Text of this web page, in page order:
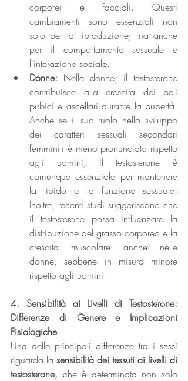
corporei e facciali. Questi
cambiamenti sono essenziali non
solo per la riproduzione, ma anche
per il comportamento sessuale e
l'interazione sociale.
Donne: Nelle donne, il testosterone
contribuisce alla crescita dei peli
pubici e ascellari durante la pubertà.
Anche se il suo ruolo nello sviluppo
dei caratteri sessuali secondari
femminili è meno pronunciato rispetto
agli uomini, il testosterone è
comunque essenziale per mantenere
la libido e la funzione sessuale.
Inoltre, recenti studi suggeriscono che
il testosterone possa influenzare la
distribuzione del grasso corporeo e la
crescita muscolare anche nelle
donne, sebbene in misura minore
rispetto agli uomini.
4. Sensibilità ai Livelli di Testosterone:
Differenze di Genere e Implicazioni
Fisiologiche
Una delle principali differenze tra i sessi
riguarda la sensibilità dei tessuti ai livelli di
testosterone, che è determinata non solo